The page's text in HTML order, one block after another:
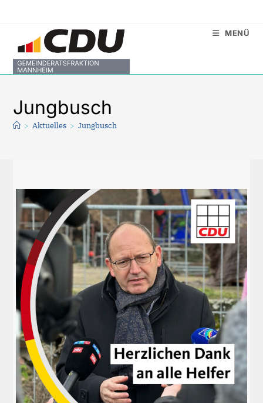
MENÜ
Jungbusch
> Aktuelles > Jungbusch